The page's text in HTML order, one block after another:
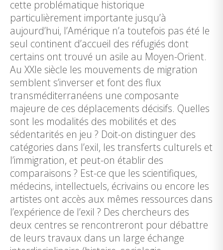
cette problématique historique
particulièrement importante jusqu’à
aujourd’hui, l’Amérique n’a toutefois pas été le
seul continent d’accueil des réfugiés dont
certains ont trouvé un asile au Moyen-Orient.
Au XXIe siècle les mouvements de migration
semblent s’inverser et font des flux
transméditerranéens une composante
majeure de ces déplacements décisifs. Quelles
sont les modalités des mobilités et des
sédentarités en jeu ? Doit-on distinguer des
catégories dans l’exil, les transferts culturels et
l’immigration, et peut-on établir des
comparaisons ? Est-ce que les scientifiques,
médecins, intellectuels, écrivains ou encore les
artistes ont accès aux mêmes ressources dans
l’expérience de l’exil ? Des chercheurs des
deux centres se rencontreront pour débattre
de leurs travaux dans un large échange